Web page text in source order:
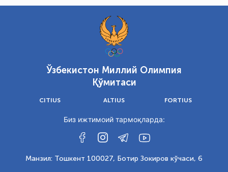
Ўзбекистон Миллий Олимпия
Қўмитаси
CITIUS ALTIUS FORTIUS
Биз ижтимоий тармоқларда:
Манзил: Тошкент 100027, Ботир Зокиров кўчаси, 6